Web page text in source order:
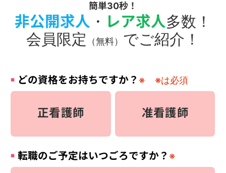
簡単30秒！
非公開求人 ・ レア求人多数！
会員限定
（無料） でご紹介！
どの資格をお持ちですか？ ※ ※は必須
正看護師 准看護師
転職のご予定はいつごろですか？ ※